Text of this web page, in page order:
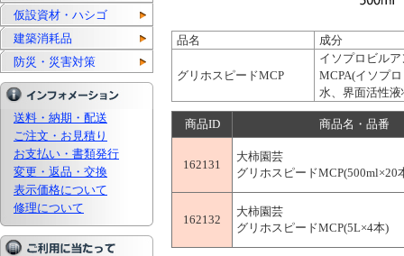
仮設資材・ハシゴ
建築消耗品
防災・災害対策
送料・納期・配送
ご注文・お見積り
お支払い・書類発行
変更・返品・交換
表示価格について
修理について
品名 成分
グリホスピードMCP
イソプロビル
MCPA(イソプ
水、界面活性液
商品ID 商品名・品番
162131
大柿園芸
グリホスピードMCP(500ml×20
162132
大柿園芸
グリホスピードMCP(5L×4本)